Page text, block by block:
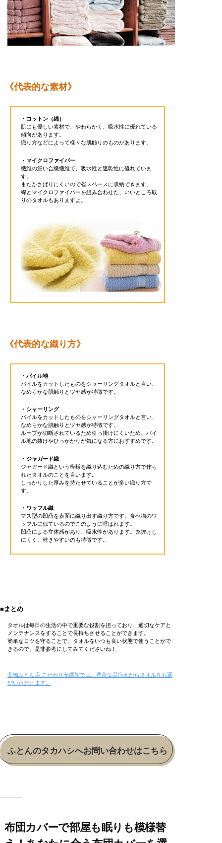
《代表的な素材》
・コットン（綿）
肌にも優しい素材で、やわらかく、吸水性に優れている
傾向があります。
織り方などによって様々な肌触りのものがあります。
・マイクロファイバー
繊維の細い合繊繊維で、吸水性と速乾性に優れていま
す。
またかさばりにくいので省スペースに収納できます。
綿とマイクロファイバーを組み合わせた、いいところ取
りのタオルもありますよ。
《代表的な織り方》
・パイル地
パイルをカットしたものをシャーリングタオルと言い、
なめらかな肌触りとツヤ感が特徴です。
・シャーリング
パイルをカットしたものをシャーリングタオルと言い、
なめらかな肌触りとツヤ感が特徴です。
ループが切断されているため引っ掛けにくいため、パイ
ル地の抜けやひっかかりが気になる方におすすめです。
・ジャガード織
ジャガード織という模様を織り込むための織り方で作ら
れたタオルのことを言います。
しっかりした厚みを持たせていることが多い織り方で
す。
・ワッフル織
マス型の凹凸を表面に織り出す織り方です。食べ物のワ
ッフルに似ているのでこのように呼ばれます。
凹凸による立体感があり、吸水性があります。糸抜けし
にくく、乾きやすいのも特徴です。
■まとめ
タオルは毎日の生活の中で重要な役割を担っており、適切なケアと
メンテナンスをすることで長持ちさせることができます。
簡単なコツを守ることで、タオルをいつも良い状態で使うことがで
きるので、是非参考にしてみてくださいね！
高橋ふとん店 こだわり安眠館では、豊富な品揃えからタオルをお選
びいただけます。
ふとんのタカハシへお問い合わせはこちら
布団カバーで部屋も眠りも模様替